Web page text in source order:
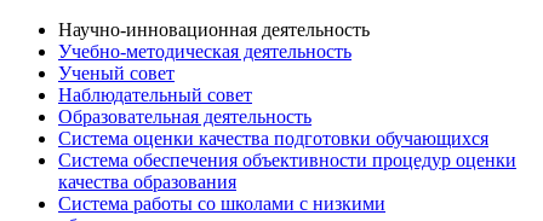
Научно-инновационная деятельность
Учебно-методическая деятельность
Ученый совет
Наблюдательный совет
Образовательная деятельность
Система оценки качества подготовки обучающихся
Система обеспечения объективности процедур оценки
качества образования
Система работы со школами с низкими